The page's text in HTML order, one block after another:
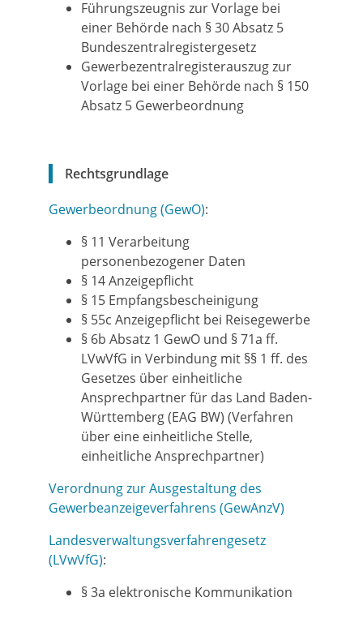
Führungszeugnis zur Vorlage bei
einer Behörde nach § 30 Absatz 5
Bundeszentralregistergesetz
Gewerbezentralregisterauszug zur
Vorlage bei einer Behörde nach § 150
Absatz 5 Gewerbeordnung
Rechtsgrundlage
Gewerbeordnung (GewO):
§ 11 Verarbeitung
personenbezogener Daten
§ 14 Anzeigepflicht
§ 15 Empfangsbescheinigung
§ 55c Anzeigepflicht bei Reisegewerbe
§ 6b Absatz 1 GewO und § 71a ff.
LVwVfG in Verbindung mit §§ 1 ff. des
Gesetzes über einheitliche
Ansprechpartner für das Land Baden-
Württemberg (EAG BW) (Verfahren
über eine einheitliche Stelle,
einheitliche Ansprechpartner)
Verordnung zur Ausgestaltung des
Gewerbeanzeigeverfahrens (GewAnzV)
Landesverwaltungsverfahrengesetz
(LVwVfG):
§ 3a elektronische Kommunikation